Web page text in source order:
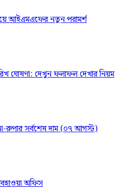
আইএমএফের নতুন পরামর্শ
ঘোষণা: দেখুন ফলাফল দেখার নিয়ম
রুপার সর্বশেষ দাম (০৭ আগস্ট)
অফিস